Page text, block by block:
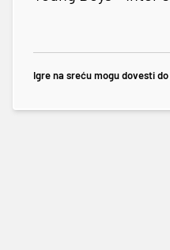
Igre na sreću mogu dovesti